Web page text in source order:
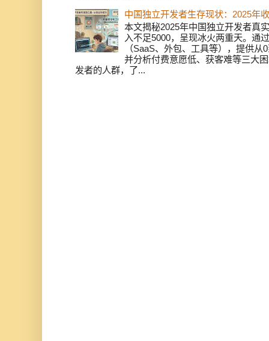
中国独立开发者生存现状：2025年
本文揭秘2025年中国独立开发者真
入不足5000，呈现冰火两重天。通
（SaaS、外包、工具等），提供
并分析付费意愿低、获客难等三大
发者的人群，了...